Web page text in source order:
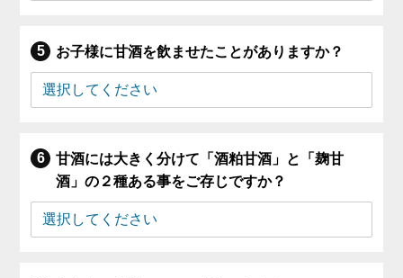
お子様に甘酒を飲ませたことがありますか？
甘酒には大きく分けて「酒粕甘酒」と「麹甘
酒」の２種ある事をご存じですか？